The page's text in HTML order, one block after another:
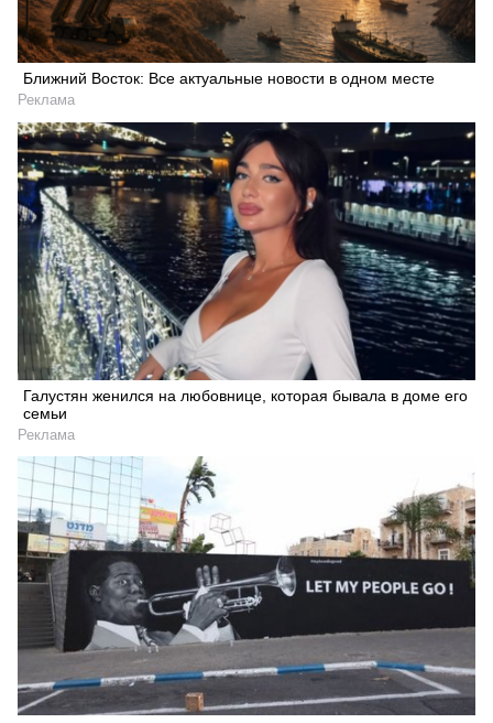
Ближний Восток: Все актуальные новости в одном месте
Реклама
Галустян женился на любовнице, которая бывала в доме его
семьи
Реклама